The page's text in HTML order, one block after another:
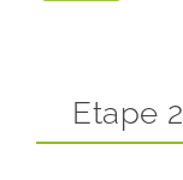
Etape 2